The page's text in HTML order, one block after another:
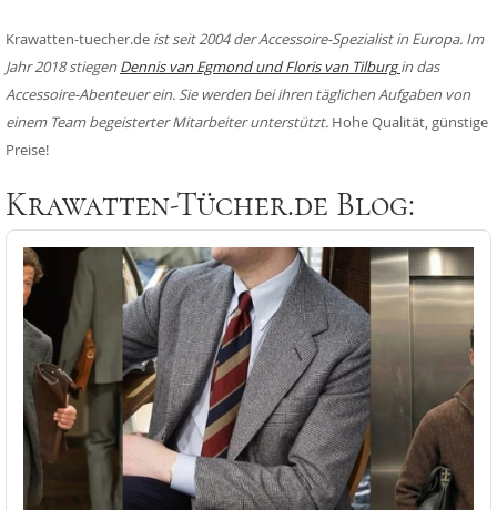
Krawatten-tuecher.de ist seit 2004 der Accessoire-Spezialist in Europa. Im
Jahr 2018 stiegen Dennis van Egmond und Floris van Tilburg in das
Accessoire-Abenteuer ein. Sie werden bei ihren täglichen Aufgaben von
einem Team begeisterter Mitarbeiter unterstützt. Hohe Qualität, günstige
Preise!
Krawatten-Tücher.de Blog: